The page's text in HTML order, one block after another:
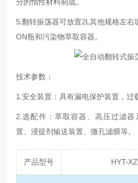
分的惰性材料制成。
5.翻转振荡器可放置2L其他规格左右
ON瓶和污染物萃取容器。
技术参数：
1.安全装置：具有漏电保护装置，过
2.选配件：萃取容器、高压过滤器
置、浸提剂输送装置、微孔滤膜等。
产品型号 HYT-